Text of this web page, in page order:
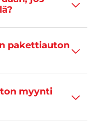
pakettiauton
myynti